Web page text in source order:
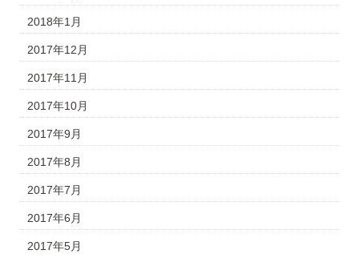
2018年1月
2017年12月
2017年11月
2017年10月
2017年9月
2017年8月
2017年7月
2017年6月
2017年5月